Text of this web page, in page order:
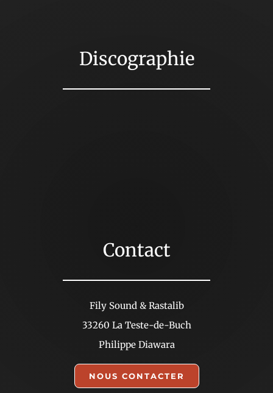
Discographie
Contact
Fily Sound & Rastalib
33260 La Teste-de-Buch
Philippe Diawara
NOUS CONTACTER